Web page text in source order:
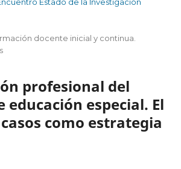
docente inicial y continua.
profesional del
educación especial. El
como estrategia